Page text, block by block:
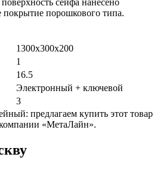
покрытие порошкового типа.
1300х300х200
1
16.5
Электронный + ключевой
3
предлагаем купить этот товар
«МетаЛайн».